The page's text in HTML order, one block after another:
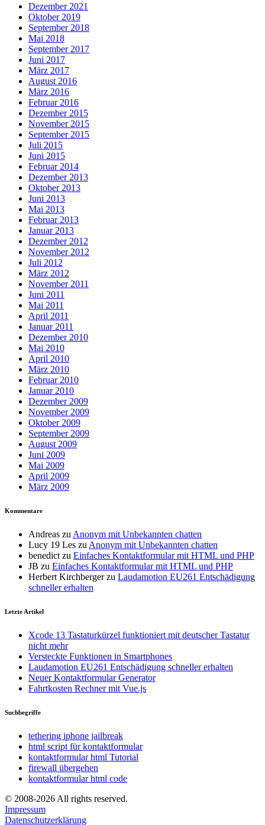
Dezember 2021
Oktober 2019
September 2018
Mai 2018
September 2017
Juni 2017
März 2017
August 2016
März 2016
Februar 2016
Dezember 2015
November 2015
September 2015
Juli 2015
Juni 2015
Februar 2014
Dezember 2013
Oktober 2013
Juni 2013
Mai 2013
Februar 2013
Januar 2013
Dezember 2012
November 2012
Juli 2012
März 2012
November 2011
Juni 2011
Mai 2011
April 2011
Januar 2011
Dezember 2010
Mai 2010
April 2010
März 2010
Februar 2010
Januar 2010
Dezember 2009
November 2009
Oktober 2009
September 2009
August 2009
Juni 2009
Mai 2009
April 2009
März 2009
Kommentare
Andreas zu Anonym mit Unbekannten chatten
Lucy 19 Les zu Anonym mit Unbekannten chatten
benedict zu Einfaches Kontaktformular mit HTML und PHP
JB zu Einfaches Kontaktformular mit HTML und PHP
Herbert Kirchbergerzu Laudamotion EU261 Entschädigung
schneller erhalten
Letzte Artikel
Xcode 13 Tastaturkürzel funktioniert mit deutscher Tastatur
nicht mehr
Versteckte Funktionen in Smartphones
Laudamotion EU261 Entschädigung schneller erhalten
Neuer Kontaktformular Generator
Fahrtkosten Rechner mit Vue.js
Suchbegriffe
tethering iphone jailbreak
html script für kontaktformular
kontaktformular html Tutorial
firewall übergehen
kontaktformular html code
© 2008-2026 All rights reserved.
Impressum
Datenschutzerklärung